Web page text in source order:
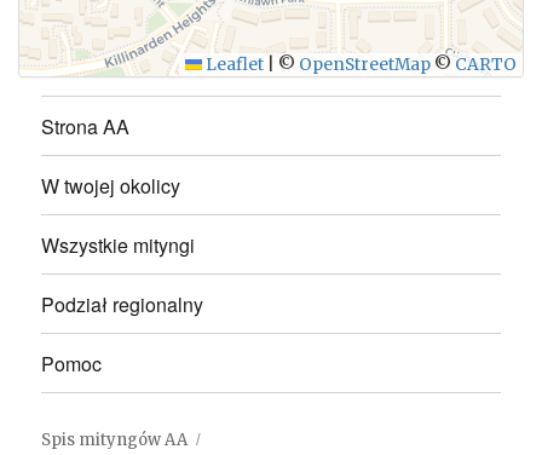
Leaflet © OpenStreetMap © CARTO
Strona AA
W twojej okolicy
Wszystkie mityngi
Podział regionalny
Pomoc
Spis mityngów AA